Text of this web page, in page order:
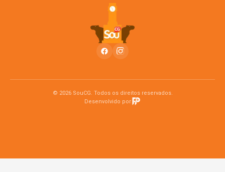
© 2026 SouCG. Todos os direitos reservados.
Desenvolvido por